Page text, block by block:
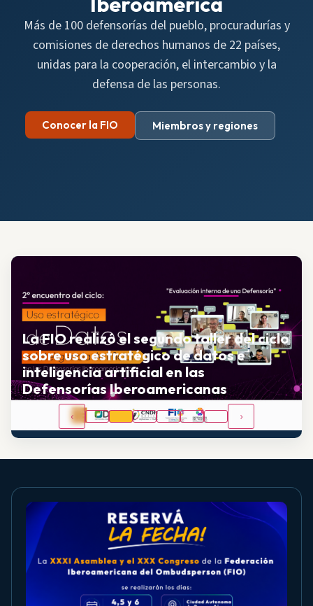
Más de 100 defensorías del pueblo, procuradurías y
comisiones de derechos humanos de 22 países,
unidas para la cooperación, el intercambio y la
defensa de las personas.
Conocer la FIO Miembros y regiones
La FIO realizó el segundo taller del ciclo
sobre uso estratégico de datos e
inteligencia artificial en las
Defensorías Iberoamericanas
‹ ›